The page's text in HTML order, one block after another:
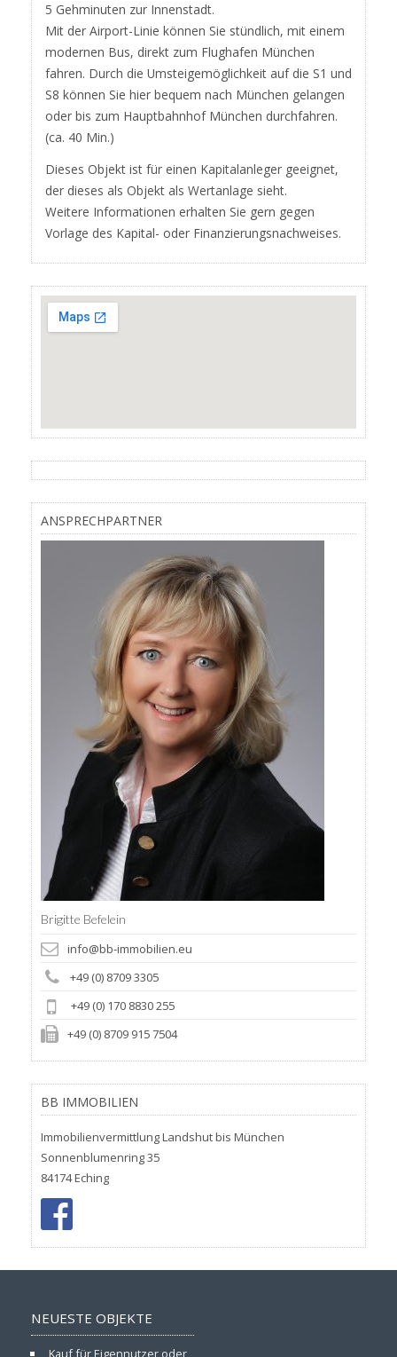
5 Gehminuten zur Innenstadt.
Mit der Airport-Linie können Sie stündlich, mit einem
modernen Bus, direkt zum Flughafen München
fahren. Durch die Umsteigemöglichkeit auf die S1 und
S8 können Sie hier bequem nach München gelangen
oder bis zum Hauptbahnhof München durchfahren.
(ca. 40 Min.)
Dieses Objekt ist für einen Kapitalanleger geeignet,
der dieses als Objekt als Wertanlage sieht.
Weitere Informationen erhalten Sie gern gegen
Vorlage des Kapital- oder Finanzierungsnachweises.
ANSPRECHPARTNER
Brigitte Befelein
info@bb-immobilien.eu
+49 (0) 8709 3305
+49 (0) 170 8830 255
+49 (0) 8709 915 7504
BB IMMOBILIEN
Immobilienvermittlung Landshut bis München
Sonnenblumenring 35
84174 Eching
NEUESTE OBJEKTE
Kauf für Eigennutzer oder